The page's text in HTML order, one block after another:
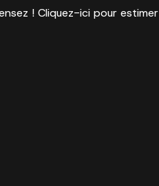
! Cliquez-ici pour estimer